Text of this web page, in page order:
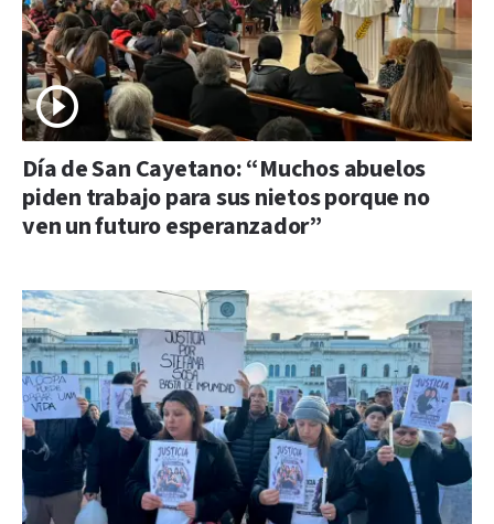
Día de San Cayetano: “Muchos abuelos
piden trabajo para sus nietos porque no
ven un futuro esperanzador”